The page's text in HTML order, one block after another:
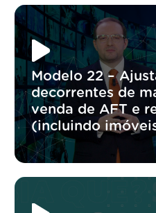
Modelo 22 –
decorrentes de
venda de AFT e
(incluindo